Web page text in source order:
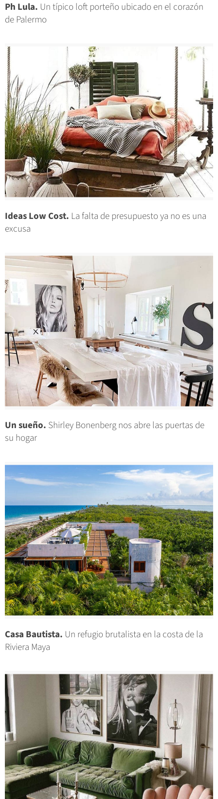
Ph Lula. Un típico loft porteño ubicado en el corazón
de Palermo
Ideas Low Cost. La falta de presupuesto ya no es una
excusa
Un sueño. Shirley Bonenberg nos abre las puertas de
su hogar
Casa Bautista. Un refugio brutalista en la costa de la
Riviera Maya